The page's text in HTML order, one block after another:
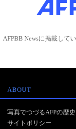
AFPBB Newsに掲載して
ABOUT
写真でつづるAFPの歴史
サイトポリシー